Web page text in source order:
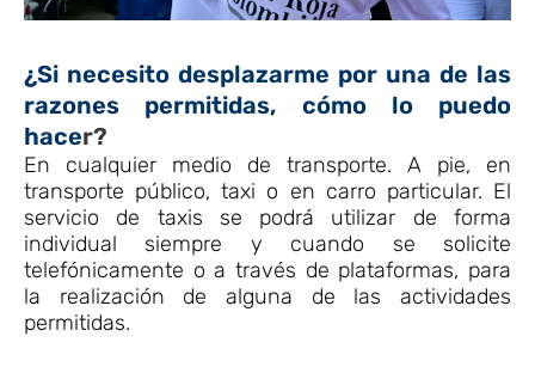
¿Si necesito desplazarme por una de las
razones permitidas, cómo lo puedo
hacer?
En cualquier medio de transporte. A pie, en
transporte público, taxi o en carro particular. El
servicio de taxis se podrá utilizar de forma
individual siempre y cuando se solicite
telefónicamente o a través de plataformas, para
la realización de alguna de las actividades
permitidas.